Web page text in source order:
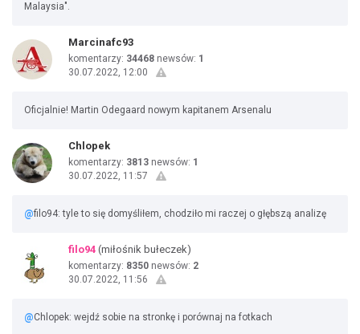
Malaysia".
Marcinafc93
komentarzy: 34468 newsów: 1
30.07.2022, 12:00
Oficjalnie! Martin Odegaard nowym kapitanem Arsenalu
Chlopek
komentarzy: 3813 newsów: 1
30.07.2022, 11:57
@filo94: tyle to się domyśliłem, chodziło mi raczej o głębszą analizę
filo94 (miłośnik bułeczek)
komentarzy: 8350 newsów: 2
30.07.2022, 11:56
@Chlopek: wejdź sobie na stronkę i porównaj na fotkach